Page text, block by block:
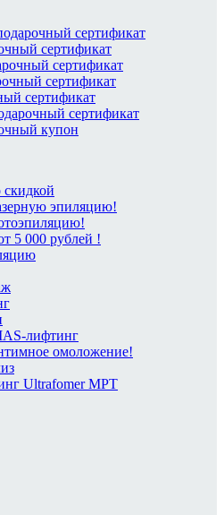
сертификат
сертификат
сертификат
сертификат
сертификат
сертификат
купон
скидкой
эпиляцию!
5 000 рублей !
лифтинг
омоложение!
Ultrafomer MPT